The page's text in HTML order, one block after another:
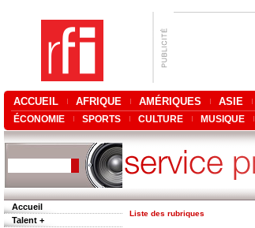
ACCUEIL AFRIQUE AMÉRIQUES ASIE
ÉCONOMIE SPORTS CULTURE MUSIQUE
Accueil
Talent +
Liste des rubriques